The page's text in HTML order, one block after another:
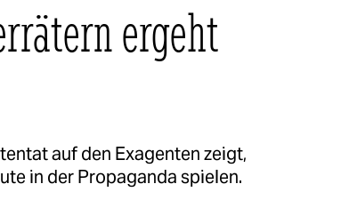
ergeht
auf den Exagenten zeigt,
in der Propaganda spielen.